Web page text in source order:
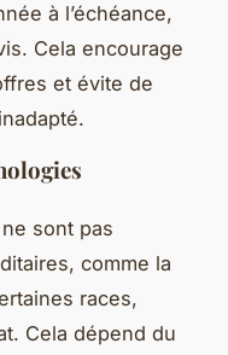
à l’échéance,
Cela encourage
et évite de
sont pas
comme la
races,
Cela dépend du